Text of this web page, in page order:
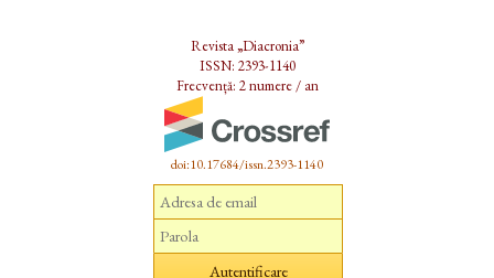
Revista „Diacronia”
ISSN: 2393-1140
Frecvență: 2 numere / an
doi:10.17684/issn.2393-1140